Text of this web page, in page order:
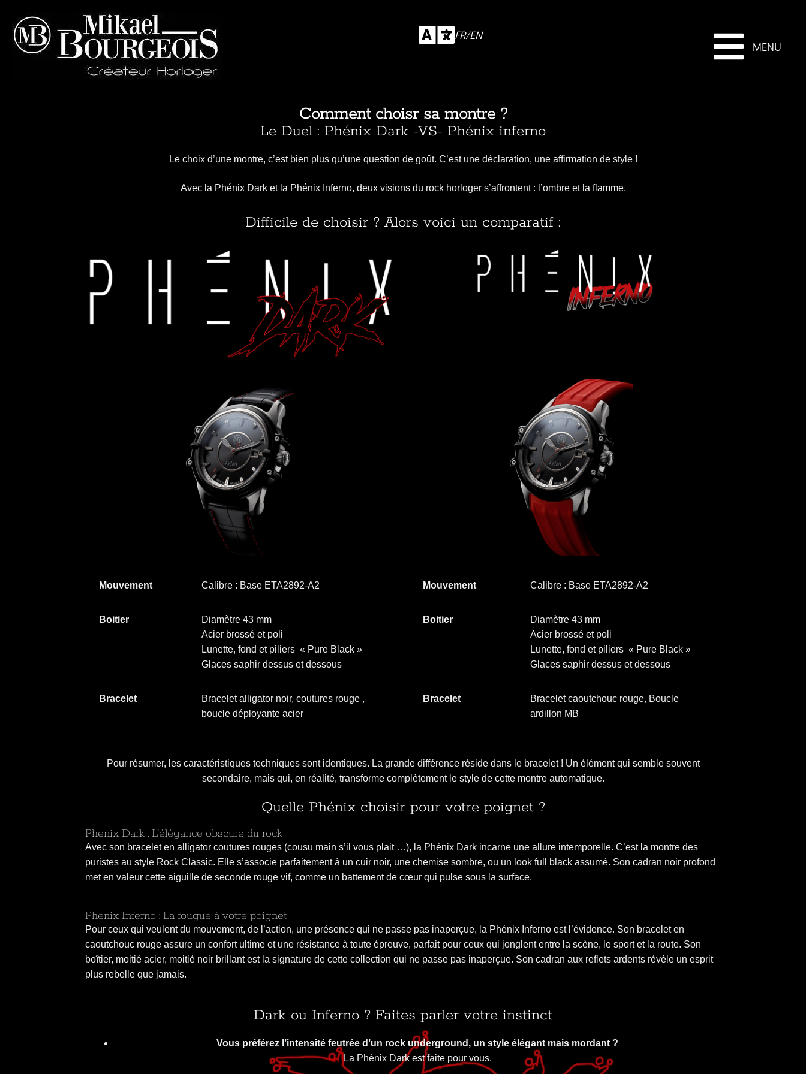
FR/EN
MENU
Comment choisr sa montre ?
Le Duel : Phénix Dark -VS- Phénix inferno
Le choix d’une montre, c’est bien plus qu’une question de goût. C’est une déclaration, une affirmation de style !
Avec la Phénix Dark et la Phénix Inferno, deux visions du rock horloger s’affrontent : l’ombre et la flamme.
Difficile de choisir ? Alors voici un comparatif :
Mouvement Calibre : Base ETA2892-A2
Boitier
Diamètre 43 mm
Acier brossé et poli
Lunette, fond et piliers « Pure Black »
Glaces saphir dessus et dessous
Bracelet
Bracelet alligator noir, coutures rouge ,
boucle déployante acier
Mouvement Calibre : Base ETA2892-A2
Boitier
Diamètre 43 mm
Acier brossé et poli
Lunette, fond et piliers « Pure Black »
Glaces saphir dessus et dessous
Bracelet
Bracelet caoutchouc rouge, Boucle
ardillon MB
Pour résumer, les caractéristiques techniques sont identiques. La grande différence réside dans le bracelet ! Un élément qui semble souvent
secondaire, mais qui, en réalité, transforme complètement le style de cette montre automatique.
Quelle Phénix choisir pour votre poignet ?
Phénix Dark : L'élégance obscure du rock
Avec son bracelet en alligator coutures rouges (cousu main s’il vous plait …), la Phénix Dark incarne une allure intemporelle. C’est la montre des
puristes au style Rock Classic. Elle s’associe parfaitement à un cuir noir, une chemise sombre, ou un look full black assumé. Son cadran noir profond
met en valeur cette aiguille de seconde rouge vif, comme un battement de cœur qui pulse sous la surface.
Phénix Inferno : La fougue à votre poignet
Pour ceux qui veulent du mouvement, de l’action, une présence qui ne passe pas inaperçue, la Phénix Inferno est l’évidence. Son bracelet en
caoutchouc rouge assure un confort ultime et une résistance à toute épreuve, parfait pour ceux qui jonglent entre la scène, le sport et la route. Son
boîtier, moitié acier, moitié noir brillant est la signature de cette collection qui ne passe pas inaperçue. Son cadran aux reflets ardents révèle un esprit
plus rebelle que jamais.
Dark ou Inferno ? Faites parler votre instinct
Vous préférez l’intensité feutrée d’un rock underground, un style élégant mais mordant ?
La Phénix Dark est faite pour vous.